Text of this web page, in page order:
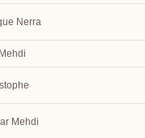
Nerra
Mehdi